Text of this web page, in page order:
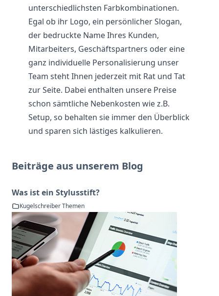
unterschiedlichsten Farbkombinationen.
Egal ob ihr Logo, ein persönlicher Slogan,
der bedruckte Name Ihres Kunden,
Mitarbeiters, Geschäftspartners oder eine
ganz individuelle Personalisierung unser
Team steht Ihnen jederzeit mit Rat und Tat
zur Seite. Dabei enthalten unsere Preise
schon sämtliche Nebenkosten wie z.B.
Setup, so behalten sie immer den Überblick
und sparen sich lästiges kalkulieren.
Beiträge aus unserem Blog
Was ist ein Stylusstift?
Kugelschreiber Themen